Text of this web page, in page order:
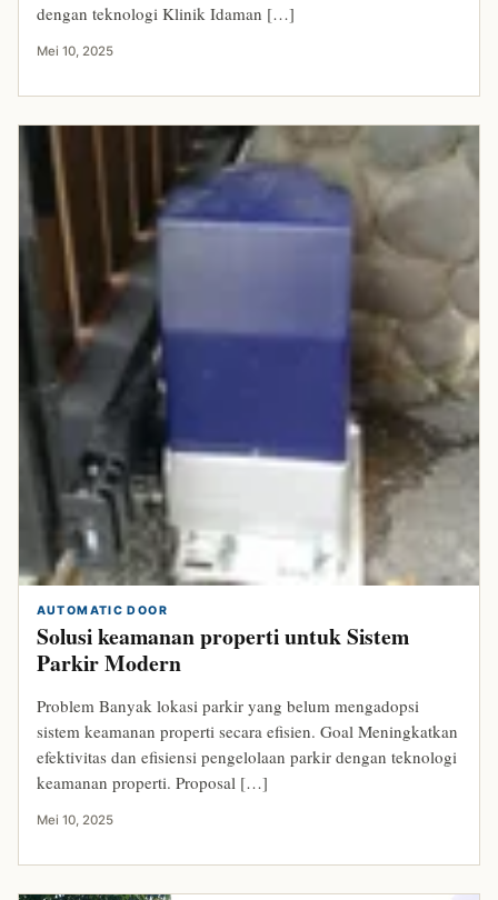
dengan teknologi Klinik Idaman […]
Mei 10, 2025
AUTOMATIC DOOR
Solusi keamanan properti untuk Sistem
Parkir Modern
Problem Banyak lokasi parkir yang belum mengadopsi
sistem keamanan properti secara efisien. Goal Meningkatkan
efektivitas dan efisiensi pengelolaan parkir dengan teknologi
keamanan properti. Proposal […]
Mei 10, 2025